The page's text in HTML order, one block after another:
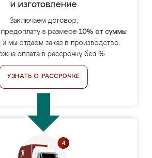
и изготовление
Заключаем договор,
в размере 10% от суммы
и мы отдаём заказ в производство.
оплата в рассрочку без %.
УЗНАТЬ О РАССРОЧКЕ